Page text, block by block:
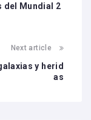
del Mundial 2
Next article
y herid
as